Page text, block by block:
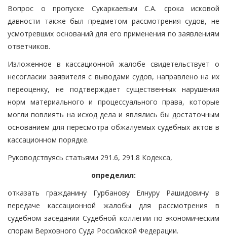
Вопрос о пропуске Сукаркаевым С.А. срока исковой
давности также был предметом рассмотрения судов, не
усмотревших оснований для его применения по заявлениям
ответчиков.
Изложенное в кассационной жалобе свидетельствует о
несогласии заявителя с выводами судов, направлено на их
переоценку, не подтверждает существенных нарушения
норм материального и процессуального права, которые
могли повлиять на исход дела и являлись бы достаточным
основанием для пересмотра обжалуемых судебных актов в
кассационном порядке.
Руководствуясь статьями 291.6, 291.8 Кодекса,
определил:
отказать гражданину Гурбанову Елнуру Рашидовичу в
передаче кассационной жалобы для рассмотрения в
судебном заседании Судебной коллегии по экономическим
спорам Верховного Суда Российской Федерации.